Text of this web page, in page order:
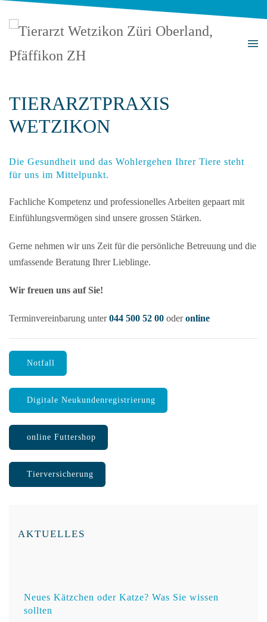
Zum Hauptinhalt springen
TIERARZTPRAXIS
WETZIKON
Die Gesundheit und das Wohlergehen Ihrer Tiere steht
für uns im Mittelpunkt.
Fachliche Kompetenz und professionelles Arbeiten gepaart mit
Einfühlungsvermögen sind unsere grossen Stärken.
Gerne nehmen wir uns Zeit für die persönliche Betreuung und die
umfassende Beratung Ihrer Lieblinge.
Wir freuen uns auf Sie!
Terminvereinbarung unter044 500 52 00 oderonline
Notfall
Digitale Neukundenregistrierung
online Futtershop
Tierversicherung
AKTUELLES
Neues Kätzchen oder Katze? Was Sie wissen
sollten